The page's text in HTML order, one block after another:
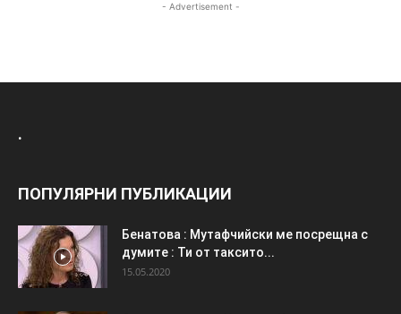
- Advertisement -
.
ПОПУЛЯРНИ ПУБЛИКАЦИИ
Бенатова : Мутафчийски ме посрещна с
думите : Ти от таксито...
15.05.2020